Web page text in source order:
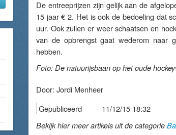
De entreeprijzen zijn gelijk aan de
15 jaar € 2. Het is ook de bedoeling dat
uur. Ook zullen er weer schaatsen en
van de opbrengst gaat wederom naar
hebben.
Foto: De natuurijsbaan op het oude
Door: Jordi Menheer
Gepubliceerd
11/12/15 18:32
Bekijk hier meer artikels uit de categorie